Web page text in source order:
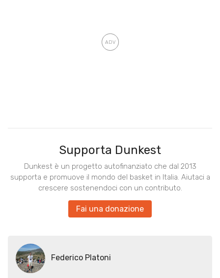
Supporta Dunkest
Dunkest è un progetto autofinanziato che dal 2013
supporta e promuove il mondo del basket in Italia. Aiutaci a
crescere sostenendoci con un contributo.
Fai una donazione
Federico Platoni